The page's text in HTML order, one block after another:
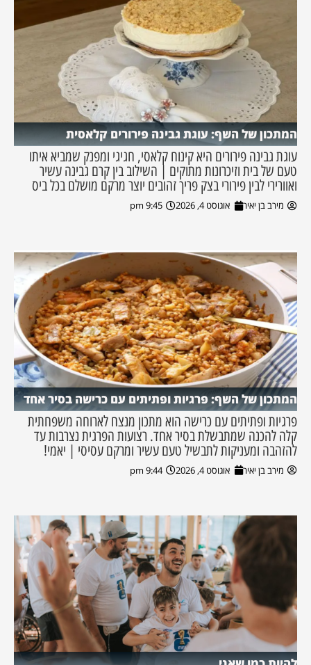
המתכון של השף: עוגת גבינה פירורים קלאסית
עוגת גבינה פירורים היא קינוח קלאסי, חגיגי ומפנק שמביא איתו
טעם של בית וזיכרונות מתוקים | השילוב בין קרם גבינה עשיר
ואוורירי לבין פירורי בצק פריך זהובים יוצר מרקם מושלם בכל ביס
מירב בן יאיר אוגוסט 4, 2026 9:45 pm
המתכון של השף: פרגיות ופתיתים עם כרישה בסיר אחד
פרגיות ופתיתים עם כרישה הוא מתכון מנצח לארוחה משפחתית
קלה להכנה שמתבשלת בסיר אחד. רצועות הפרגית נצרבות עד
להזהבה ומעניקות לתבשיל טעם עשיר ומרקם עסיסי | יאמי!
מירב בן יאיר אוגוסט 4, 2026 9:44 pm